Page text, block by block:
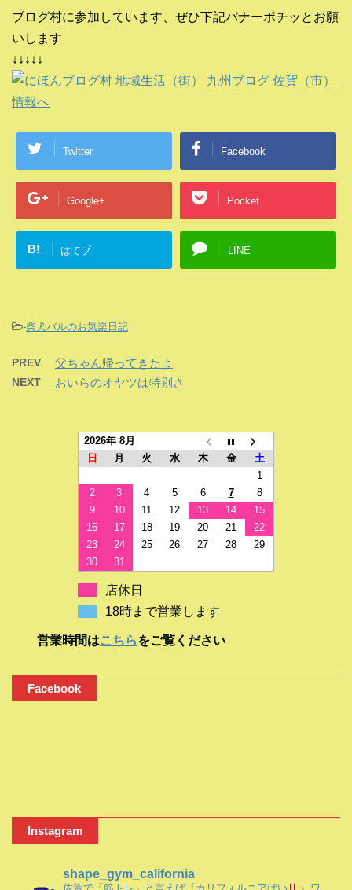
ブログ村に参加しています、ぜひ下記バナーポチッとお願
いします
↓↓↓↓↓
Twitter Facebook
Google+ Pocket
B! はてブ LINE
-柴犬バルのお気楽日記
PREV 父ちゃん帰ってきたよ
NEXT おいらのオヤツは特別さ
2026年 8月
日
月 火 水 木 金
土
1
2
3 4 5 6 7
8
9
10 11 12 13 14
15
16
17 18 19 20 21
22
23
24 25 26 27 28
29
30
31
店休日
18時まで営業します
営業時間はこちらをご覧ください
Facebook
Instagram
shape_gym_california